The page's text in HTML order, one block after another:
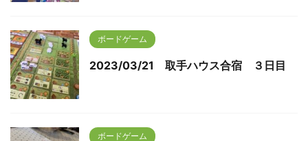
ボードゲーム
2023/03/21 取手ハウス合宿 ３日目
ボードゲーム